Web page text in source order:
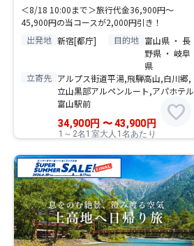
＜8/18 10:00まで＞旅行代金36,900円～
45,900円の当コースが2,000円引き！
出発地 新宿[都庁] 目的地 富山県 ・ 長
野県 ・ 岐阜
県
立寄先 アルプス街道平湯,飛騨高山,白川郷,
立山黒部アルペンルート,アパホテル
富山駅前
34,900円 〜43,900 円
1～2名1室大人1名あたり
favorite